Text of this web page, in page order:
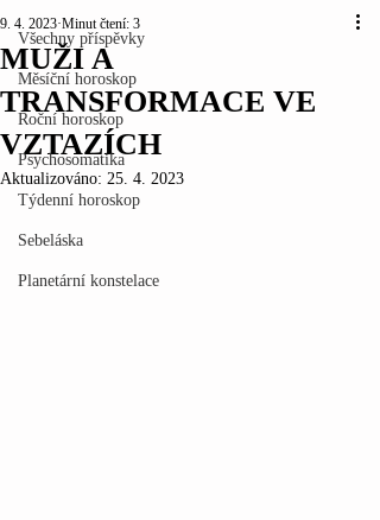
Všechny příspěvky
Měsíční horoskop
Roční horoskop
Psychosomatika
Týdenní horoskop
Sebeláska
Planetární konstelace
MUŽI A
TRANSFORMACE VE
VZTAZÍCH
9. 4. 2023 Minut čtení: 3
Aktualizováno: 25. 4. 2023